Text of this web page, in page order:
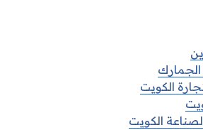
الكويت
الكويت